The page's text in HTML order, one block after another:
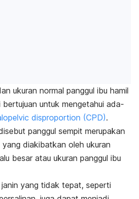
ukuran normal panggul ibu hamil
untuk mengetahui ada-
disproportion (CPD).
panggul sempit merupakan
yang diakibatkan oleh ukuran
besar atau ukuran panggul ibu
yang tidak tepat, seperti